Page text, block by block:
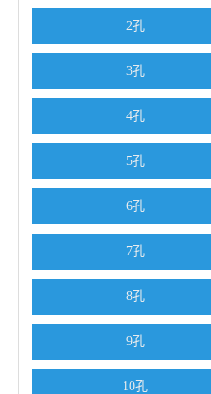
2孔
3孔
4孔
5孔
6孔
7孔
8孔
9孔
10孔